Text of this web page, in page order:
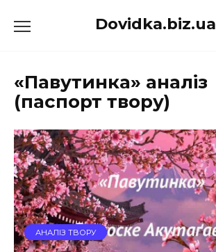
до
Dovidka.biz.ua
«Павутинка» аналіз
(паспорт твору)
АНАЛІЗ ТВОРУ